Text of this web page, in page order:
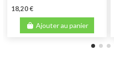
18,20 €
Ajouter au panier